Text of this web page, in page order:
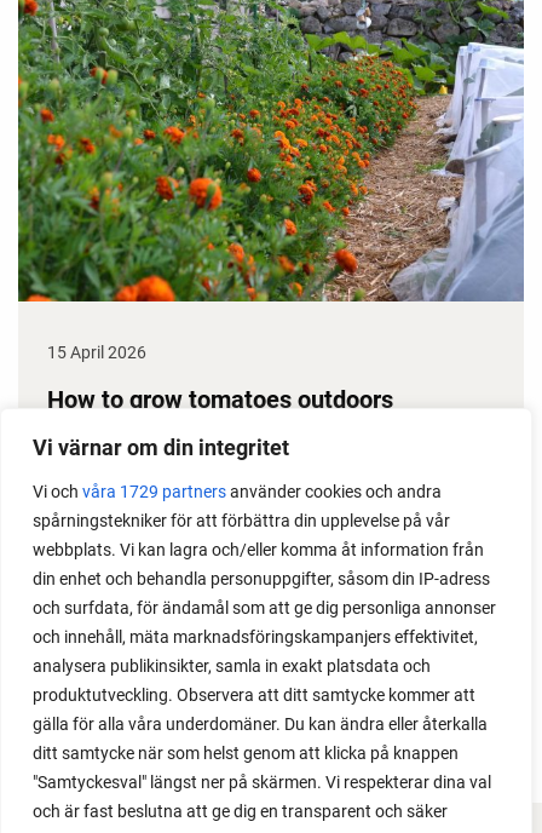
Vi värnar om din integritet
Vi och våra 1729 partnersanvänder cookies och andra
spårningstekniker för att förbättra din upplevelse på vår
webbplats. Vi kan lagra och/eller komma åt information från
din enhet och behandla personuppgifter, såsom din IP-adress
och surfdata, för ändamål som att ge dig personliga annonser
och innehåll, mäta marknadsföringskampanjers effektivitet,
analysera publikinsikter, samla in exakt platsdata och
produktutveckling. Observera att ditt samtycke kommer att
gälla för alla våra underdomäner. Du kan ändra eller återkalla
ditt samtycke när som helst genom att klicka på knappen
"Samtyckesval" längst ner på skärmen. Vi respekterar dina val
och är fast beslutna att ge dig en transparent och säker
15 April 2026
How to grow tomatoes outdoors
Do you need a greenhouse to grow tomatoes? This
readers. I grow tomatoes outdoors without any
issues. Why not give it a try?
LOAD MORE